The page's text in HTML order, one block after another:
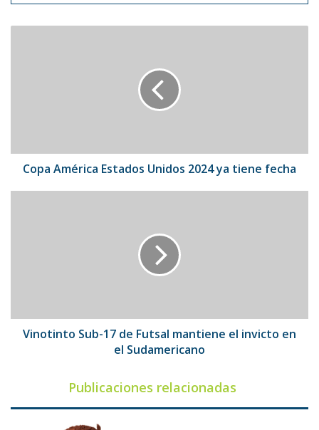
Copa América Estados Unidos 2024 ya tiene fecha
en
Vinotinto Sub-17 de Futsal mantiene el invicto en
el Sudamericano
Publicaciones relacionadas